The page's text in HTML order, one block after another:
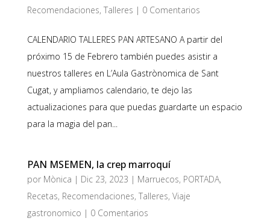
Recomendaciones, Talleres | 0 Comentarios
CALENDARIO TALLERES PAN ARTESANO A partir del
próximo 15 de Febrero también puedes asistir a
nuestros talleres en L’Aula Gastrònomica de Sant
Cugat, y ampliamos calendario, te dejo las
actualizaciones para que puedas guardarte un espacio
para la magia del pan...
PAN MSEMEN, la crep marroquí
por Mònica | Dic 23, 2023 | Marruecos, PORTADA,
Recetas, Recomendaciones, Talleres, Viaje
gastronomico | 0 Comentarios